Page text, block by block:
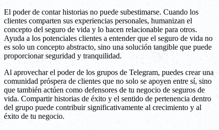
El poder de contar historias no puede subestimarse. Cuando los
clientes comparten sus experiencias personales, humanizan el
concepto del seguro de vida y lo hacen relacionable para otros.
Ayuda a los potenciales clientes a entender que el seguro de vida no
es solo un concepto abstracto, sino una solución tangible que puede
proporcionar seguridad y tranquilidad.
Al aprovechar el poder de los grupos de Telegram, puedes crear una
comunidad próspera de clientes que no solo se apoyen entre sí, sino
que también actúen como defensores de tu negocio de seguros de
vida. Compartir historias de éxito y el sentido de pertenencia dentro
del grupo puede contribuir significativamente al crecimiento y al
éxito de tu negocio.